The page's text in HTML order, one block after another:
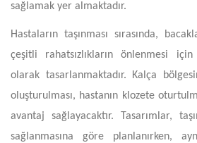
sağlamak yer almaktadır.
Hastaların taşınması sırasında,
çeşitli rahatsızlıkların önlenmesi
olarak tasarlanmaktadır. Kalça
oluşturulması, hastanın klozete
avantaj sağlayacaktır. Tasarımlar,
sağlanmasına göre planlanırken,